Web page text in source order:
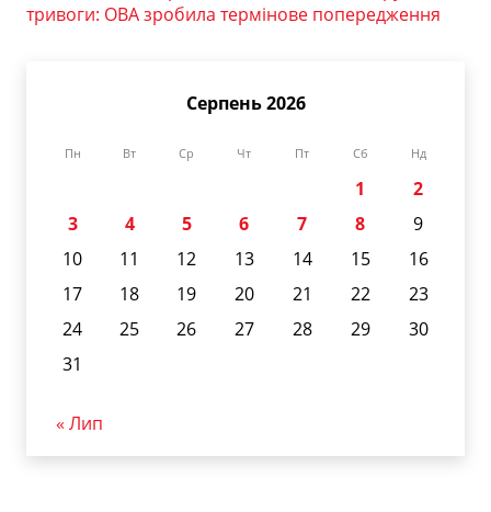
тривоги: ОВА зробила термінове попередження
Серпень 2026
Пн Вт Ср Чт Пт Сб Нд
1
2
3
4 5 6 7 8
9
10
11 12 13 14 15
16
17
18 19 20 21 22
23
24
25 26 27 28 29
30
31
« Лип